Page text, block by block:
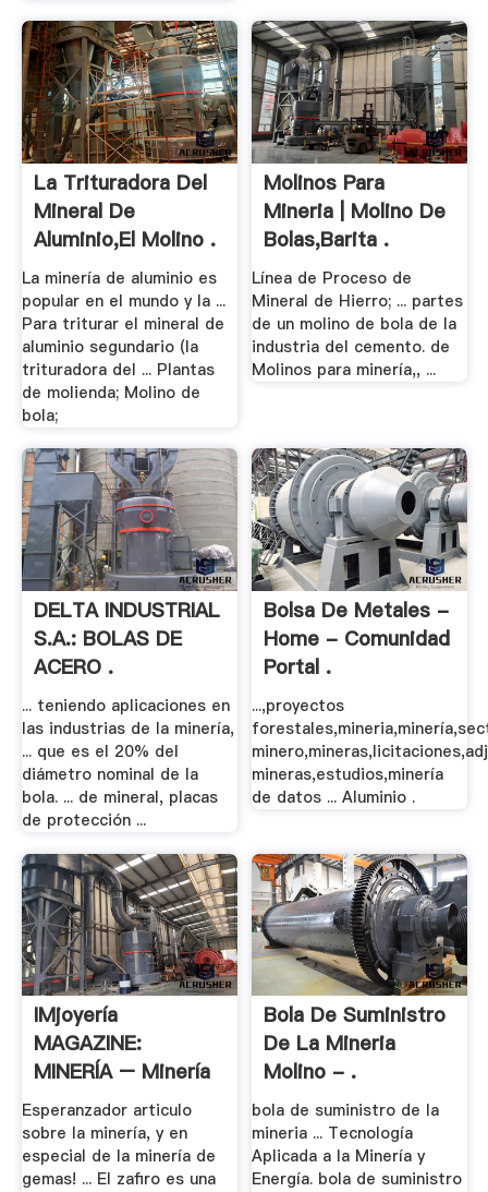
La Trituradora Del
Mineral De
Aluminio,El Molino .
La minería de aluminio es
popular en el mundo y la ...
Para triturar el mineral de
aluminio segundario (la
trituradora del ... Plantas
de molienda; Molino de
bola;
Molinos Para
Mineria | Molino De
Bolas,Barita .
Línea de Proceso de
Mineral de Hierro; ... partes
de un molino de bola de la
industria del cemento. de
Molinos para minería,, ...
DELTA INDUSTRIAL
S.A.: BOLAS DE
ACERO .
... teniendo aplicaciones en
las industrias de la minería,
... que es el 20% del
diámetro nominal de la
bola. ... de mineral, placas
de protección ...
Bolsa De Metales -
Home - Comunidad
Portal .
...,proyectos
mineras,estudios,minería
de datos ... Aluminio .
IMjoyería
MAGAZINE:
MINERÍA – Minería
De Las .
Esperanzador articulo
sobre la minería, y en
especial de la minería de
gemas! ... El zafiro es una
Bola De Suministro
De La Mineria
Molino - .
bola de suministro de la
mineria ... Tecnología
Aplicada a la Minería y
Energía. bola de suministro